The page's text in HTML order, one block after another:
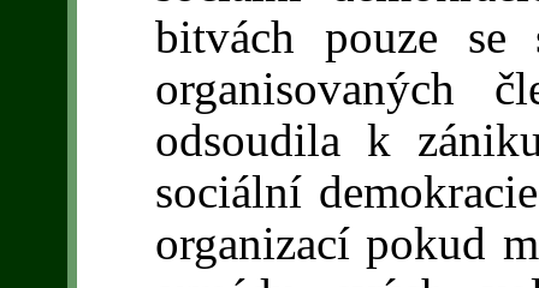
bitvách pouze se
organisovaných
odsoudila k
sociální
organizací pokud